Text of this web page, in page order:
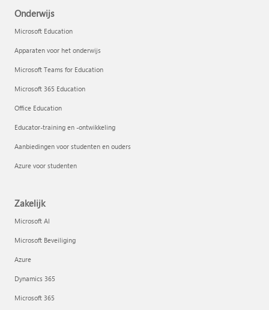
Onderwijs
Microsoft Education
Apparaten voor het onderwijs
Microsoft Teams for Education
Microsoft 365 Education
Office Education
Educator-training en -ontwikkeling
Aanbiedingen voor studenten en ouders
Azure voor studenten
Zakelijk
Microsoft AI
Microsoft Beveiliging
Azure
Dynamics 365
Microsoft 365